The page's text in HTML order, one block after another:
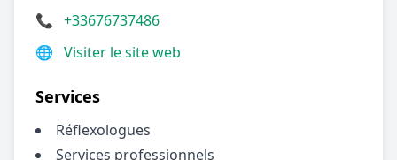
📞 +33676737486
🌐 Visiter le site web
Services
Réflexologues
Services professionnels